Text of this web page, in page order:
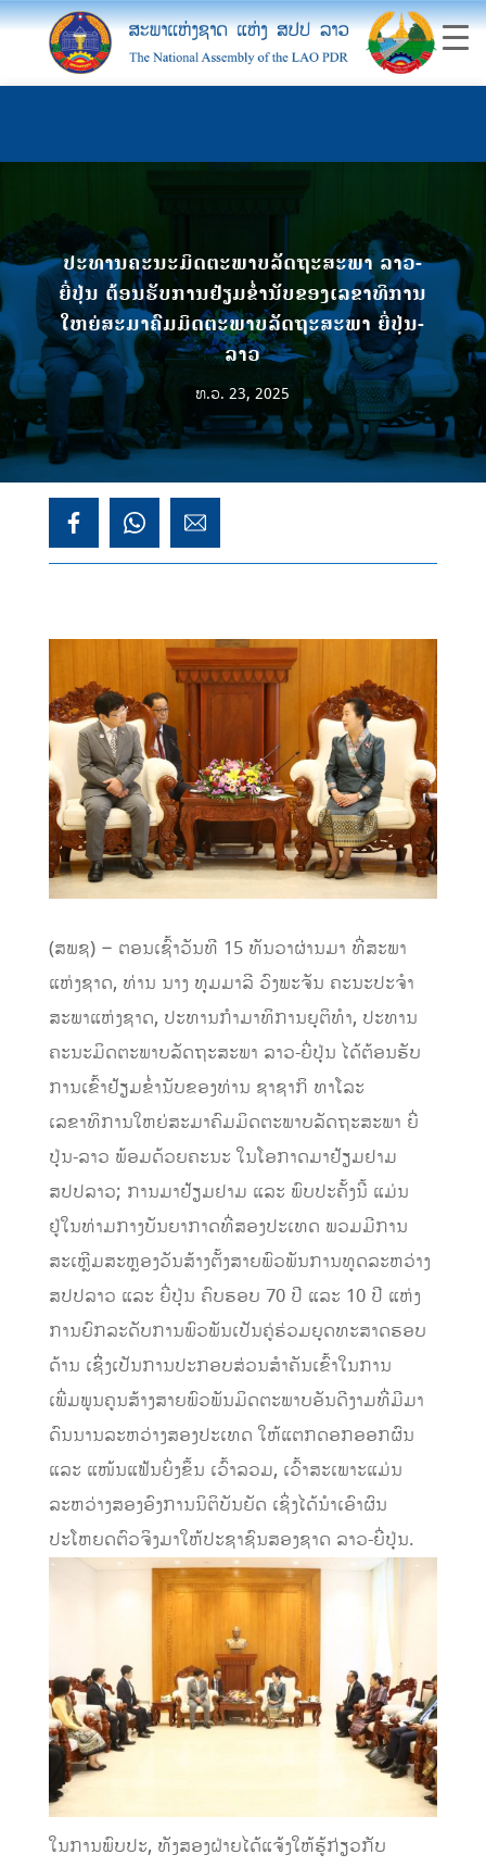
ປະທານຄະນະມິດຕະພາບລັດຖະສະພາ ລາວ-
ຍີ່ປຸ່ນ ຕ້ອນຮັບການຢ້ຽມຂ່ຳນັບຂອງເລຂາທິການ
ໃຫຍ່ສະມາຄົມມິດຕະພາບລັດຖະສະພາ ຍີ່ປຸ່ນ-
ລາວ
ທ.ວ. 23, 2025
(ສພຊ) – ຕອນເຊົ້າວັນທີ 15 ທັນວາຜ່ານມາ ທີ່ສະພາ
ແຫ່ງຊາດ, ທ່ານ ນາງ ທຸມມາລີ ວົງພະຈັນ ຄະນະປະຈໍາ
ສະພາແຫ່ງຊາດ, ປະທານກຳມາທິການຍຸຕິທຳ, ປະທານ
ຄະນະມິດຕະພາບລັດຖະສະພາ ລາວ-ຍີ່ປຸ່ນ ໄດ້ຕ້ອນຮັບ
ການເຂົ້າຢ້ຽມຂ່ຳນັບຂອງທ່ານ ຊາຊາກິ ທາໂລະ
ເລຂາທິການໃຫຍ່ສະມາຄົມມິດຕະພາບລັດຖະສະພາ ຍີ່
ປຸ່ນ-ລາວ ພ້ອມດ້ວຍຄະນະ ໃນໂອກາດມາຢ້ຽມຢາມ
ສປປລາວ; ການມາຢ້ຽມຢາມ ແລະ ພົບປະຄັ້ງນີ້ ແມ່ນ
ຢູ່ໃນທ່າມກາງບັນຍາກາດທີ່ສອງປະເທດ ພວມມີການ
ສະເຫຼີມສະຫຼອງວັນສ້າງຕັ້ງສາຍພົວພັນການທູດລະຫວ່າງ
ສປປລາວ ແລະ ຍີ່ປຸ່ນ ຄົບຮອບ 70 ປີ ແລະ 10 ປີ ແຫ່ງ
ການຍົກລະດັບການພົວພັນເປັນຄູ່ຮ່ວມຍຸດທະສາດຮອບ
ດ້ານ ເຊິິ່ງເປັນການປະກອບສ່ວນສຳຄັນເຂົ້າໃນການ
ເພີ່ມພູນຄູນສ້າງສາຍພົວພັນມິດຕະພາບອັນດີງາມທີ່ມີມາ
ດົນນານລະຫວ່າງສອງປະເທດ ໃຫ້ແຕກດອກອອກຜົນ
ແລະ ແໜ້ນແຟ້ນຍິ່ງຂຶ້ນ ເວົ້າລວມ, ເວົ້າສະເພາະແມ່ນ
ລະຫວ່າງສອງອົງການນິຕິບັນຍັດ ເຊິ່ງໄດ້ນໍາເອົາຜົນ
ປະໂຫຍດຕົວຈິງມາໃຫ້ປະຊາຊົນສອງຊາດ ລາວ-ຍີ່ປຸ່ນ.
ໃນການພົບປະ, ທັງສອງຝ່າຍໄດ້ແຈ້ງໃຫ້ຮູ້ກ່ຽວກັບ